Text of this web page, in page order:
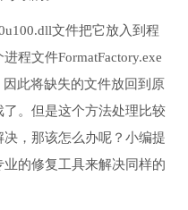
文件把它放入到程
程文件FormatFactory.exe
此将缺失的文件放回到原
。但是这个方法处理比较
，那该怎么办呢？小编提
的修复工具来解决同样的